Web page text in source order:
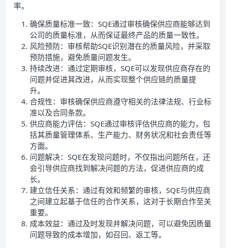
率。
确保质量标准一致：SQE通过审核确保供应商能够达到
公司的质量标准，从而保证最终产品的质量一致性。
风险预防：审核帮助SQE识别潜在的质量风险，并采取
预防措施，避免质量问题发生。
持续改进：通过定期审核，SQE可以发现供应商存在的
问题并促进其改进，从而实现整个供应链的质量提
升。
合规性：审核确保供应商遵守相关的法律法规、行业标
准以及合同条款。
供应商能力评估：SQE通过审核评估供应商的能力，包
括其质量管理体系、生产能力、财务状况和社会责任等
方面。
问题解决：SQE在发现问题时，不仅指出问题所在，还
会引导供应商找到解决问题的方法，促进供应商的成
长。
建立信任关系：通过有效和频繁的审核，SQE与供应商
之间建立起基于信任的合作关系，这对于长期合作至关
重要。
成本效益：通过及时发现并解决问题，可以避免因质量
问题导致的成本增加，如召回、返工等。